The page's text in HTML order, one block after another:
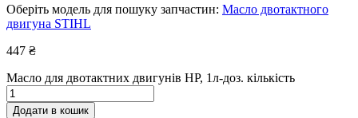
Оберіть модель для пошуку запчастин: Масло двотактного
двигуна STIHL
447 ₴
Масло для двотактних двигунів HP, 1л-доз. кількість
Додати в кошик